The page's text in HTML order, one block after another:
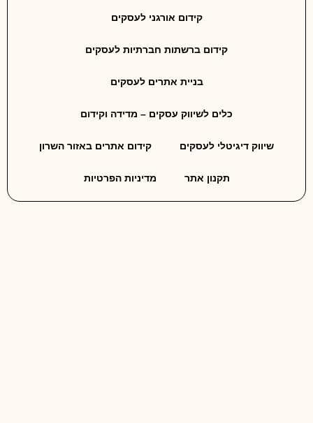
קידום אורגני לעסקים
קידום ברשתות חברתיות לעסקים
בניית אתרים לעסקים
כלים לשיווק עסקים – מדידה וקידום
שיווק דיגיטלי לעסקים קידום אתרים באזור השרון
תקנון אתר מדיניות הפרטיות